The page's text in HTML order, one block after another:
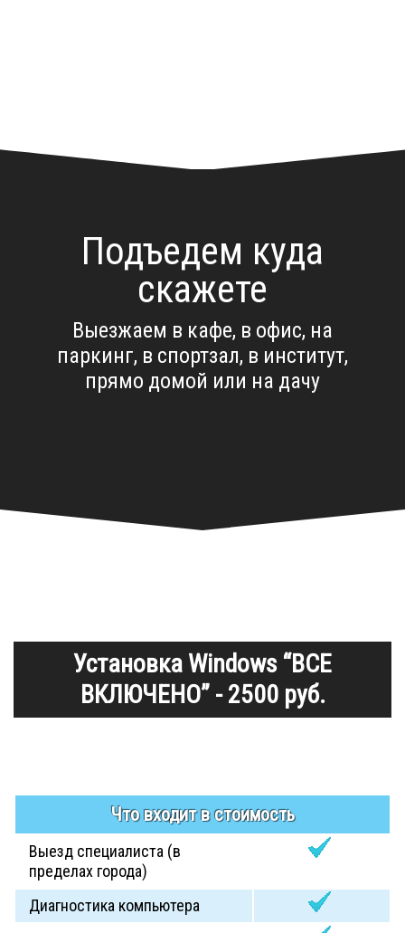
Подъедем куда
скажете
Выезжаем в кафе, в офис, на
паркинг, в спортзал, в институт,
прямо домой или на дачу
Установка Windows “ВСЕ
ВКЛЮЧЕНО” - 2500 руб.
Что входит в стоимость
Выезд специалиста (в
пределах города)
Диагностика компьютера